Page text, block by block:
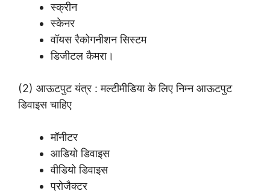
स्क्रीन
स्केनर
वॉयस रैकोगनीशन सिस्टम
डिजीटल कैमरा।
(2) आऊटपुट यंत्र : मल्टीमीडिया के लिए निम्न आऊटपुट
डिवाइस चाहिए
मॉनीटर
आडियो डिवाइस
वीडियो डिवाइस
प्रोजैक्टर